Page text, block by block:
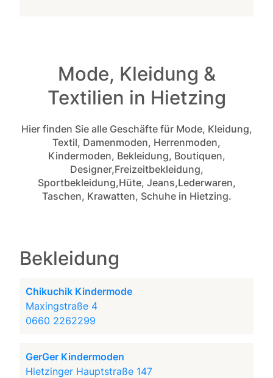
Mode, Kleidung &
Textilien in Hietzing
Hier finden Sie alle Geschäfte für Mode, Kleidung,
Textil, Damenmoden, Herrenmoden,
Kindermoden, Bekleidung, Boutiquen,
Designer,Freizeitbekleidung,
Sportbekleidung,Hüte, Jeans,Lederwaren,
Taschen, Krawatten, Schuhe in Hietzing.
Bekleidung
Chikuchik Kindermode
Maxingstraße 4
0660 2262299
GerGer Kindermoden
Hietzinger Hauptstraße 147